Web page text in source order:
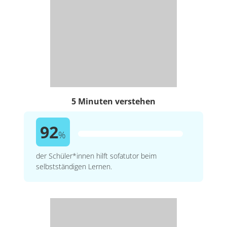
5 Minuten verstehen
92%
der Schüler*innen hilft sofatutor beim
selbstständigen Lernen.